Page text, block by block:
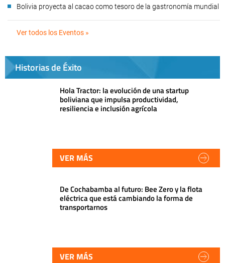
Bolivia proyecta al cacao como tesoro de la gastronomía mundial
Ver todos los Eventos »
Historias de Éxito
Hola Tractor: la evolución de una startup
boliviana que impulsa productividad,
resiliencia e inclusión agrícola
VER MÁS
De Cochabamba al futuro: Bee Zero y la flota
eléctrica que está cambiando la forma de
transportarnos
VER MÁS